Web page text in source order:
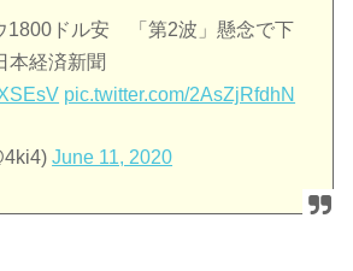
1800ドル安 「第2波」懸念で下
本経済新聞
pic.twitter.com/2AsZjRfdhN
June 11, 2020